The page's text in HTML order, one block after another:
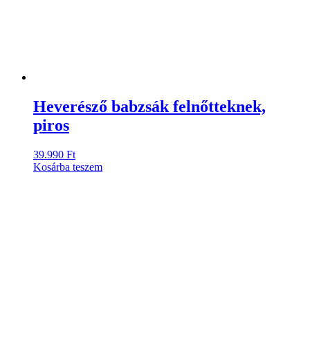
Heverésző babzsák felnőtteknek,
piros
39.990 Ft
Kosárba teszem